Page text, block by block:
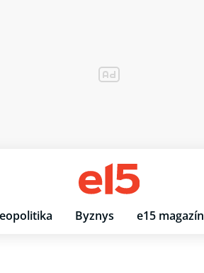
Byznys e15 magazín